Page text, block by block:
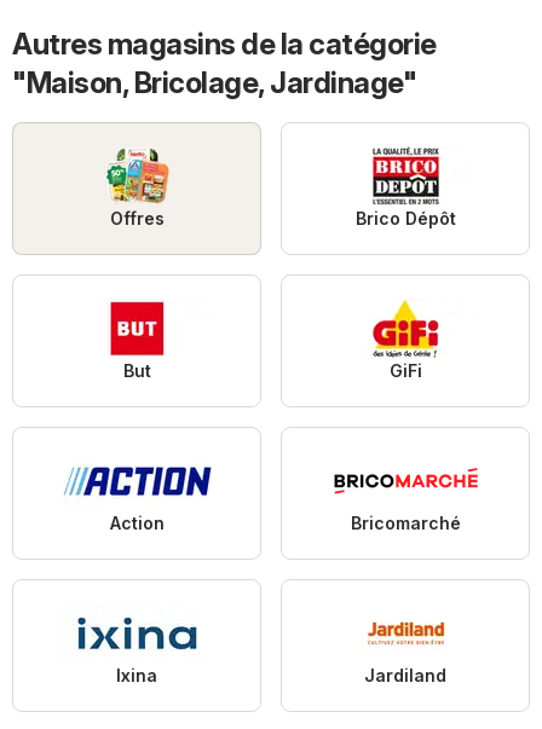
Autres magasins de la catégorie
"Maison, Bricolage, Jardinage"
Offres Brico Dépôt
But GiFi
Action Bricomarché
Ixina Jardiland